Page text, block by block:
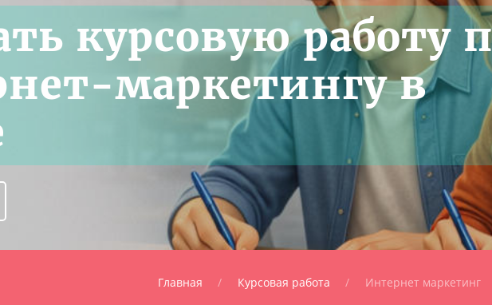
курсовую работу
маркетингу в
Главная Курсовая работа Интернет маркетинг